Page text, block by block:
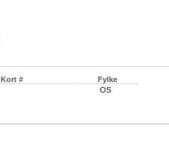
Kort #
Fylke
OS